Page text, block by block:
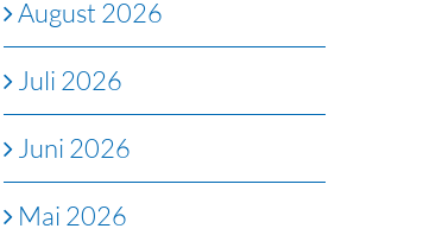
August 2026
Juli 2026
Juni 2026
Mai 2026